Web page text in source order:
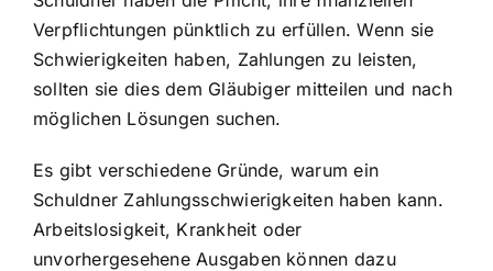
Verpflichtungen pünktlich zu erfüllen. Wenn sie
Schwierigkeiten haben, Zahlungen zu leisten,
sollten sie dies dem Gläubiger mitteilen und nach
möglichen Lösungen suchen.
Es gibt verschiedene Gründe, warum ein
Schuldner Zahlungsschwierigkeiten haben kann.
Arbeitslosigkeit, Krankheit oder
unvorhergesehene Ausgaben können dazu